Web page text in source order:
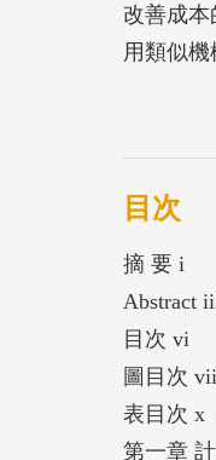
改善成本
用類似
國內金屬
位建置
及一併加
續驗證程
途徑、
在記錄不
這些判定
目次
摘 要 i
Abstract
目次 vi
圖目次
表目次 x
第一章